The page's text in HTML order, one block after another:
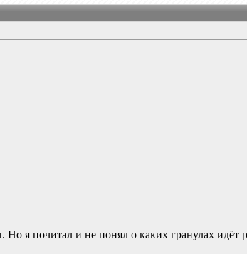
я почитал и не понял о каких гранулах идёт